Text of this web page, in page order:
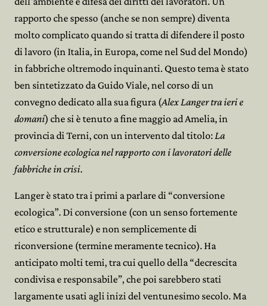
rapporto che spesso (anche se non sempre) diventa
molto complicato quando si tratta di difendere il posto
di lavoro (in Italia, in Europa, come nel Sud del Mondo)
in fabbriche oltremodo inquinanti. Questo tema è stato
ben sintetizzato da Guido Viale, nel corso di un
convegno dedicato alla sua figura (Alex Langer tra ieri e
domani) che si è tenuto a fine maggio ad Amelia, in
provincia di Terni, con un intervento dal titolo: La
conversione ecologica nel rapporto con i lavoratori delle
fabbriche in crisi.
Langer è stato tra i primi a parlare di “conversione
ecologica”. Di conversione (con un senso fortemente
etico e strutturale) e non semplicemente di
riconversione (termine meramente tecnico). Ha
anticipato molti temi, tra cui quello della “decrescita
condivisa e responsabile”, che poi sarebbero stati
largamente usati agli inizi del ventunesimo secolo. Ma